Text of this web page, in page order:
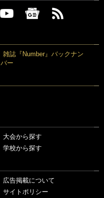
雑誌『Number』バックナン
バー
大会から探す
学校から探す
広告掲載について
サイトポリシー